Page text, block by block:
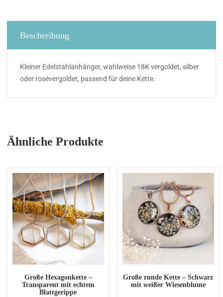
Beschreibung
Kleiner Edelstahlanhänger, wahlweise 18K vergoldet, silber
oder rosévergoldet, passend für deine Kette.
Ähnliche Produkte
Große Hexagonkette –
Transparent mit echtem
Blattgerippe
Große runde Kette – Schwarz
mit weißer Wiesenblume